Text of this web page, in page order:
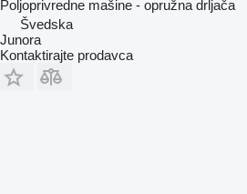
Poljoprivredne mašine - opružna drljača
Švedska
Junora
Kontaktirajte prodavca